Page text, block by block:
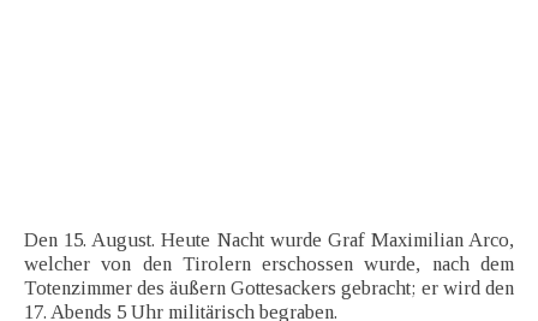
Den 15. August. Heute Nacht wurde Graf Maximilian Arco,
welcher von den Tirolern erschossen wurde, nach dem
Totenzimmer des äußern Gottesackers gebracht; er wird den
17. Abends 5 Uhr militärisch begraben.